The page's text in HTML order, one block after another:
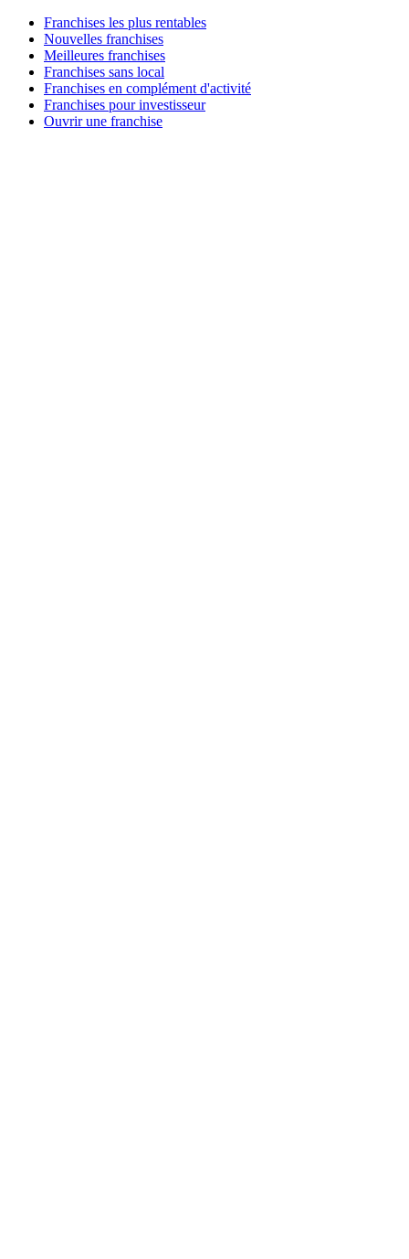
Franchises les plus rentables
Nouvelles franchises
Meilleures franchises
Franchises sans local
Franchises en complément d'activité
Franchises pour investisseur
Ouvrir une franchise